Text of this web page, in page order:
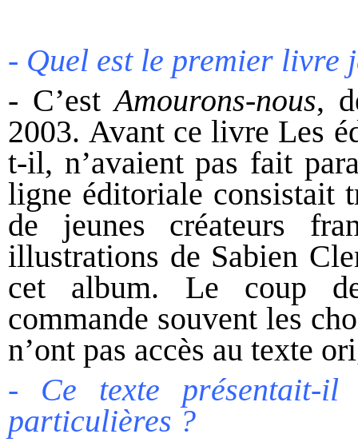
- Quel est le premier livre
- C’estAmourons-nous,
2003. Avant ce livre Les
t-il, n’avaient pas fait
ligne éditoriale consistait
de jeunes créateurs
illustrations de Sabien
cet album. Le coup
commande souvent les
n’ont pas accès au texte
- Ce texte présentait-il
particulières ?